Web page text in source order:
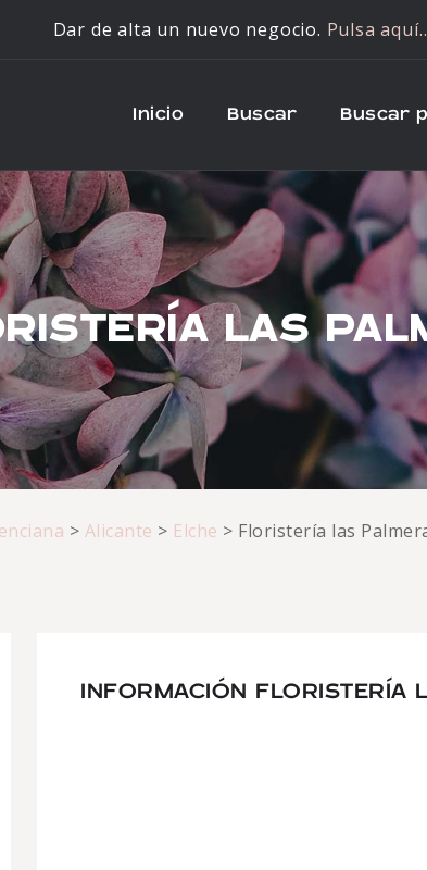
Dar de alta un nuevo negocio. Pulsa
Inicio Buscar Buscar
LAS
> Alicante > Elche > Floristería las
INFORMACIÓN FLORISTERÍA